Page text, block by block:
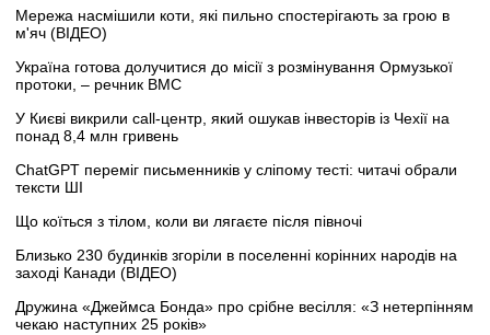
Мережа насмішили коти, які пильно спостерігають за грою в
м'яч (ВІДЕО)
Україна готова долучитися до місії з розмінування Ормузької
протоки, – речник ВМС
У Києві викрили call-центр, який ошукав інвесторів із Чехії на
понад 8,4 млн гривень
ChatGPT переміг письменників у сліпому тесті: читачі обрали
тексти ШІ
Що коїться з тілом, коли ви лягаєте після півночі
Близько 230 будинків згоріли в поселенні корінних народів на
заході Канади (ВІДЕО)
Дружина «Джеймса Бонда» про срібне весілля: «З нетерпінням
чекаю наступних 25 років»